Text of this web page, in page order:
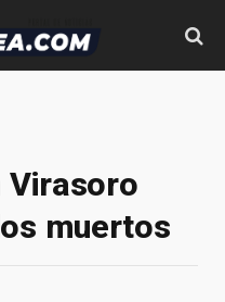
Virasoro
muertos